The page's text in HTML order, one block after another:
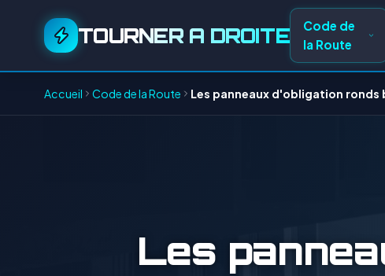
TOURNER A DROITE
Code de
la Route
Accueil Code de la Route Les panneaux d'obligation ronds
Les